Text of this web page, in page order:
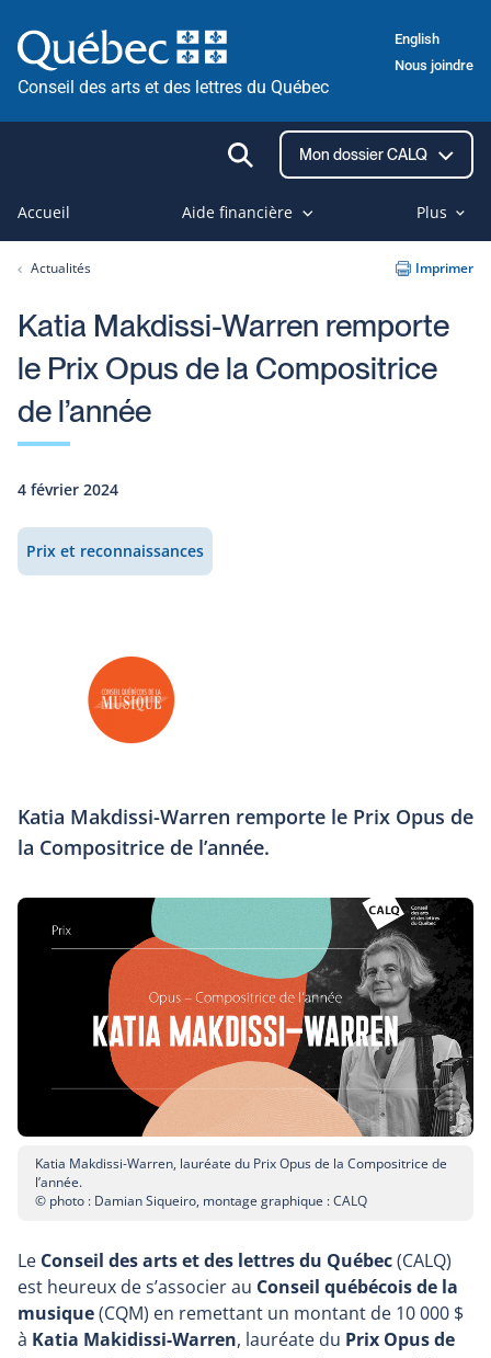
au
contenu
Conseil des arts et des lettres du Québec
English
Nous joindre
Ouvrir
la
recherche
Mon dossier CALQ
Accueil Aide financière Plus
Actualités Imprimer
Katia Makdissi-Warren remporte
le Prix Opus de la Compositrice
de l’année
4 février 2024
Prix et reconnaissances
Katia Makdissi-Warren remporte le Prix Opus de
la Compositrice de l’année.
Katia Makdissi-Warren, lauréate du Prix Opus de la Compositrice de
l’année.
© photo : Damian Siqueiro, montage graphique : CALQ
Le Conseil des arts et des lettres du Québec(CALQ)
est heureux de s’associer au Conseil québécois de la
musique(CQM) en remettant un montant de 10 000 $
à Katia Makidissi-Warren, lauréate du Prix Opus de